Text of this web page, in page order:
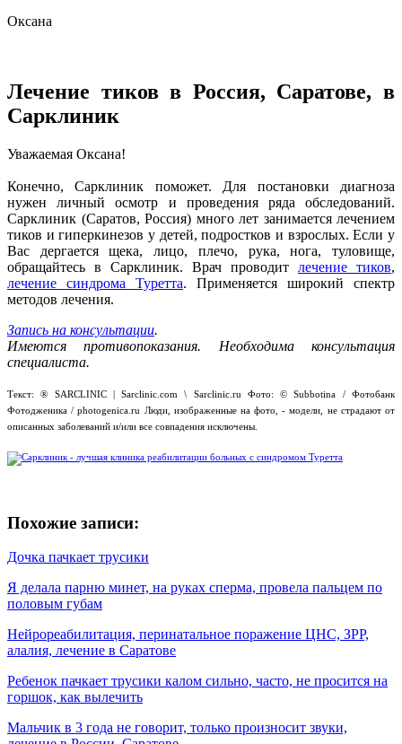
Оксана
Лечение тиков в Россия, Саратове, в
Сарклиник
Уважаемая Оксана!
Конечно, Сарклиник поможет. Для постановки диагноза
нужен личный осмотр и проведения ряда обследований.
Сарклиник (Саратов, Россия) много лет занимается лечением
тиков и гиперкинезов у детей, подростков и взрослых. Если у
Вас дергается щека, лицо, плечо, рука, нога, туловище,
обращайтесь в Сарклиник. Врач проводит лечение тиков,
лечение синдрома Туретта. Применяется широкий спектр
методов лечения.
Запись на консультации.
Имеются противопоказания. Необходима консультация
специалиста.
Текст: ® SARCLINIC | Sarclinic.com \ Sаrсlinic.ru Фото: © Subbotina / Фотобанк
Фотодженика / photogenica.ru Люди, изображенные на фото, - модели, не страдают от
описанных заболеваний и/или все совпадения исключены.
Похожие записи:
Дочка пачкает трусики
Я делала парню минет, на руках сперма, провела пальцем по
половым губам
Нейрореабилитация, перинатальное поражение ЦНС, ЗРР,
алалия, лечение в Саратове
Ребенок пачкает трусики калом сильно, часто, не просится на
горшок, как вылечить
Мальчик в 3 года не говорит, только произносит звуки,